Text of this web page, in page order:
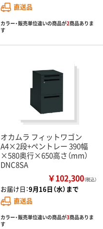
直送品
カラー・販売単位違いの商品が2商品ありま
す
オカムラ フィットワゴン
A4×2段+ペントレー 390幅
×580奥行×650高さ（mm）
DNC8SA
￥102,300（税込）
お届け日：9月16日（水）まで
直送品
カラー・販売単位違いの商品が3商品ありま
す